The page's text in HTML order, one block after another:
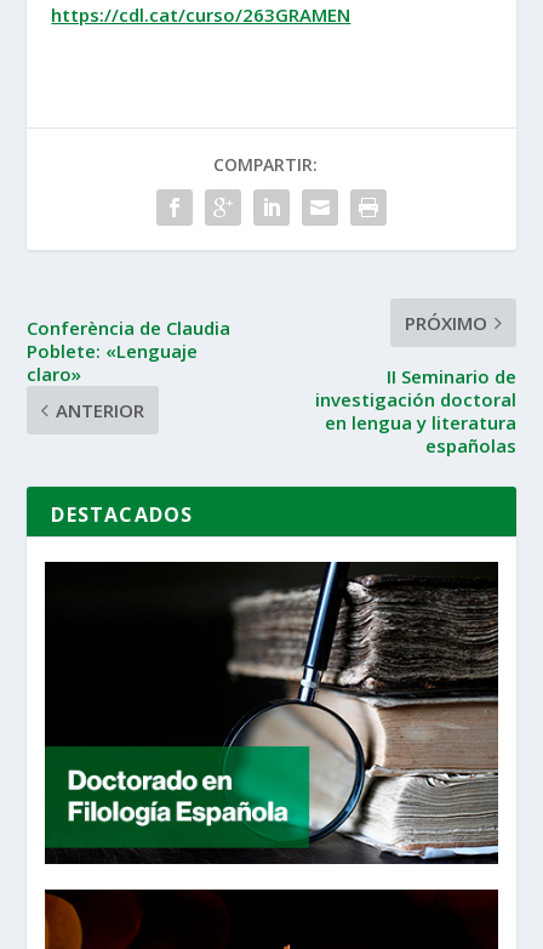
https://cdl.cat/curso/263GRAMEN
COMPARTIR:
Conferència de Claudia
Poblete: «Lenguaje
claro»
ANTERIOR
PRÓXIMO
II Seminario de
investigación doctoral
en lengua y literatura
españolas
DESTACADOS